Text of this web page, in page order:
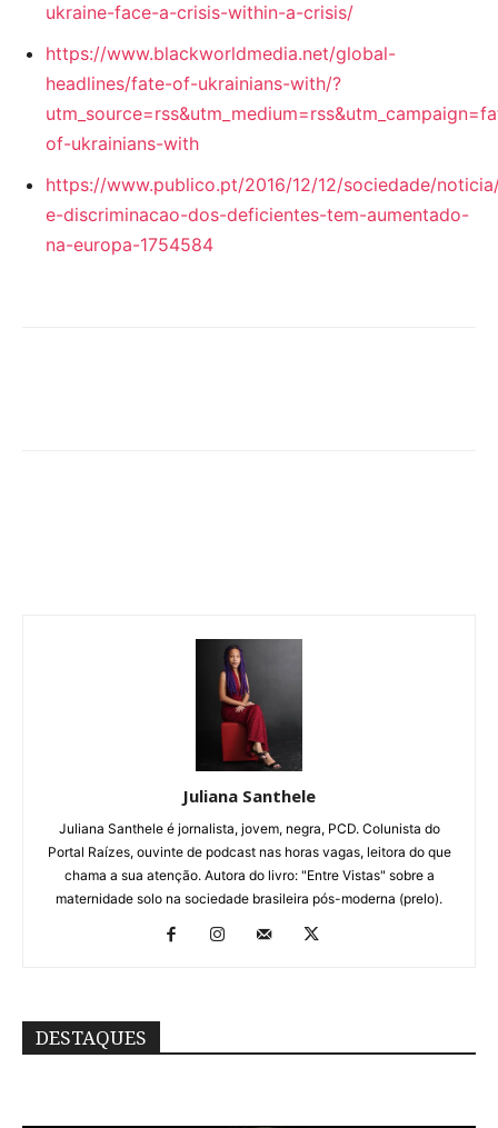
ukraine-face-a-crisis-within-a-crisis/
https://www.blackworldmedia.net/global-
headlines/fate-of-ukrainians-with/?
of-ukrainians-with
https://www.publico.pt/2016/12/12/sociedade/
e-discriminacao-dos-deficientes-tem-aumentado-
na-europa-1754584
Juliana Santhele
Juliana Santhele é jornalista, jovem, negra, PCD. Colunista do
Portal Raízes, ouvinte de podcast nas horas vagas, leitora do que
chama a sua atenção. Autora do livro: "Entre Vistas" sobre a
maternidade solo na sociedade brasileira pós-moderna (prelo).
DESTAQUES